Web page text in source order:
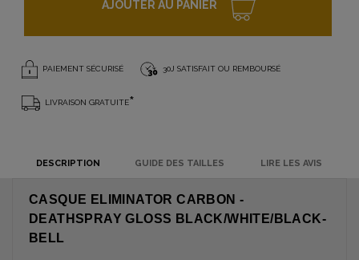
AJOUTER AU PANIER
PAIEMENT SÉCURISÉ 30J SATISFAIT OU REMBOURSÉ
LIVRAISON GRATUITE*
DESCRIPTION GUIDE DES TAILLES LIRE LES AVIS
CASQUE ELIMINATOR CARBON -
DEATHSPRAY GLOSS BLACK/WHITE/BLACK-
BELL